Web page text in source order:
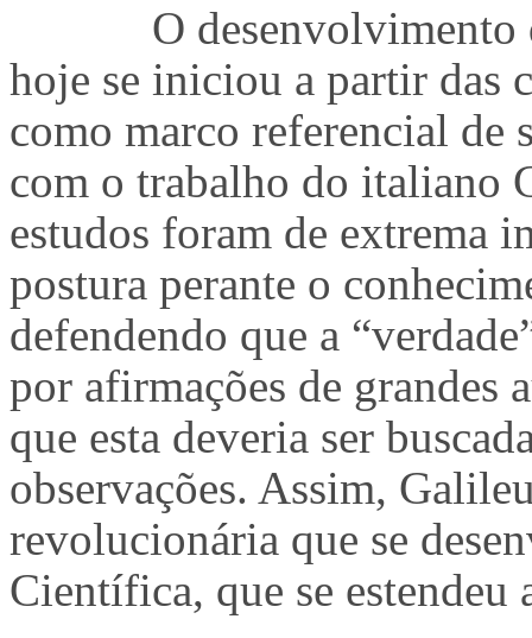
O desenvolvimento
hoje se iniciou a partir das
como marco referencial de
com o trabalho do italiano
estudos foram de extrema
postura perante o
defendendo que a
por afirmações de grandes
que esta deveria ser
observações. Assim,
revolucionária que se
Científica, que se